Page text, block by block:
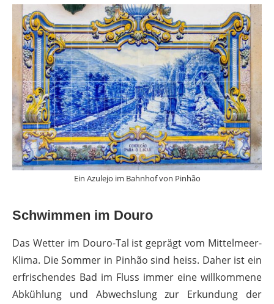
Ein Azulejo im Bahnhof von Pinhão
Schwimmen im Douro
Das Wetter im Douro-Tal ist geprägt vom Mittelmeer-
Klima. Die Sommer in Pinhão sind heiss. Daher ist ein
erfrischendes Bad im Fluss immer eine willkommene
Abkühlung und Abwechslung zur Erkundung der